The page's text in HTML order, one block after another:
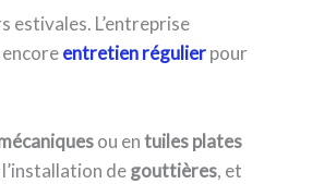
estivales. L’entreprise
encoreentretien régulierpour
ou entuiles plates
l’installation degouttières, et